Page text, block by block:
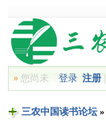
»您尚未 登录 注册|
三农中国读书论坛»